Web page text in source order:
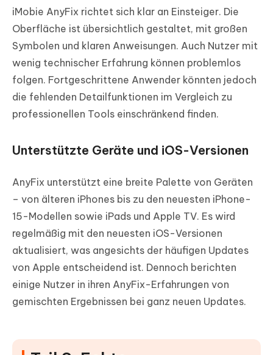
iMobie AnyFix richtet sich klar an Einsteiger. Die
Oberfläche ist übersichtlich gestaltet, mit großen
Symbolen und klaren Anweisungen. Auch Nutzer mit
wenig technischer Erfahrung können problemlos
folgen. Fortgeschrittene Anwender könnten jedoch
die fehlenden Detailfunktionen im Vergleich zu
professionellen Tools einschränkend finden.
Unterstützte Geräte und iOS-Versionen
AnyFix unterstützt eine breite Palette von Geräten
– von älteren iPhones bis zu den neuesten iPhone-
15-Modellen sowie iPads und Apple TV. Es wird
regelmäßig mit den neuesten iOS-Versionen
aktualisiert, was angesichts der häufigen Updates
von Apple entscheidend ist. Dennoch berichten
einige Nutzer in ihren AnyFix-Erfahrungen von
gemischten Ergebnissen bei ganz neuen Updates.